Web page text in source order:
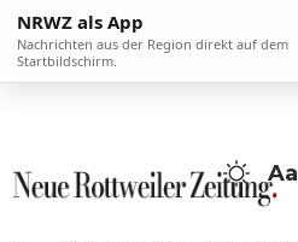
NRWZ als App
Nachrichten aus der Region direkt auf dem
Startbildschirm.
Aa